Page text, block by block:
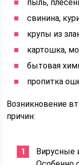
пыль,
свинина,
крупы из
картошка,
бытовая
пропитка
Возникновение
причин:
Вирусные